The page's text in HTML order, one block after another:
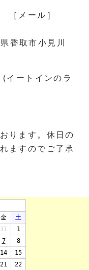
［メール］
香取市小見川
イートインのラ
ります。休日の
ますのでご了承